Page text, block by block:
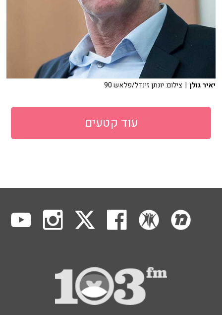
יאיר גולן | צילום: יונתן זינדל/פלאש 90
עוד קטעים